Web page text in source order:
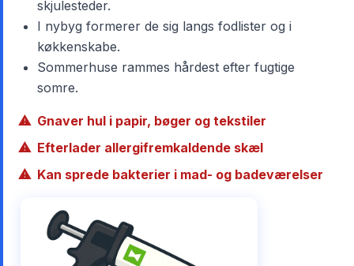
skjulesteder.
I nybyg formerer de sig langs fodlister og i
køkkenskabe.
Sommerhuse rammes hårdest efter fugtige
somre.
Gnaver hul i papir, bøger og tekstiler
Efterlader allergifremkaldende skæl
Kan sprede bakterier i mad- og badeværelser